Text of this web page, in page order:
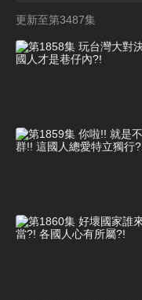
更新至第3487集